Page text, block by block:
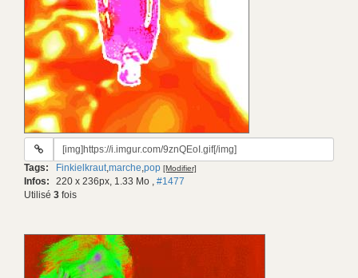
URL
gif:
Tags: Finkielkraut,marche,pop [Modifier]
Infos: 220 x 236px, 1.33 Mo , #1477
Utilisé 3 fois